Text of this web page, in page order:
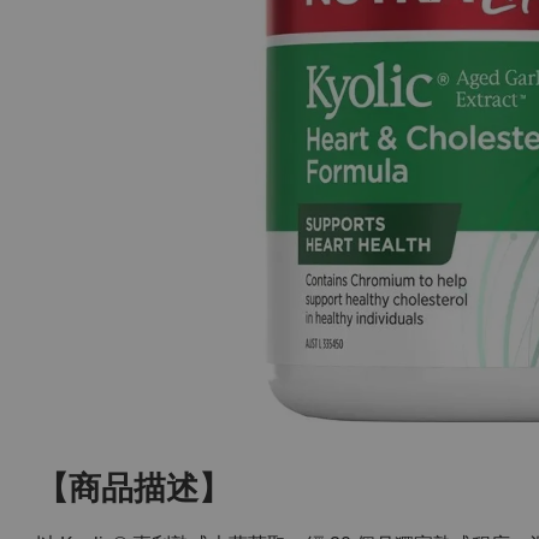
【商品描述】